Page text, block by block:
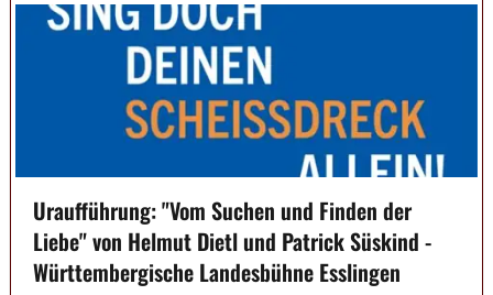
Uraufführung: "Vom Suchen und Finden der
Liebe" von Helmut Dietl und Patrick Süskind -
Württembergische Landesbühne Esslingen